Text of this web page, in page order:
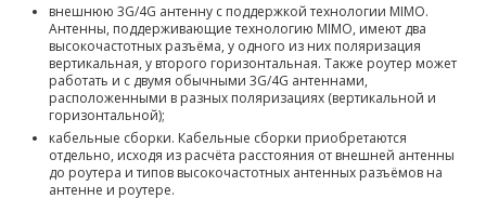
внешнюю 3G/4G антенну с поддержкой технологии MIMO.
Антенны, поддерживающие технологию MIMO, имеют два
высокочастотных разъёма, у одного из них поляризация
вертикальная, у второго горизонтальная. Также роутер может
работать и с двумя обычными 3G/4G антеннами,
расположенными в разных поляризациях (вертикальной и
горизонтальной);
кабельные сборки. Кабельные сборки приобретаются
отдельно, исходя из расчёта расстояния от внешней антенны
до роутера и типов высокочастотных антенных разъёмов на
антенне и роутере.